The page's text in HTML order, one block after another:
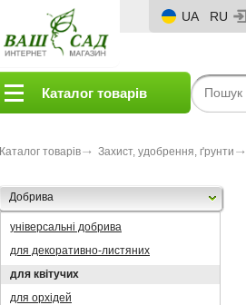
UA RU
Каталог товарів
Каталог товарів Захист, удобрення, ґрунти
Добрива
універсальні добрива
для декоративно-листяних
для квітучих
для орхідей